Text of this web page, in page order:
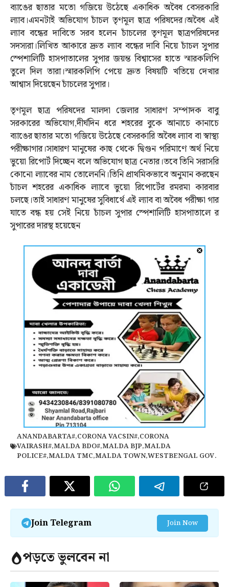
ব‍্যাঙের ছাতার মতো গজিয়ে উঠেছে একাধিক অবৈধ বেসরকারি
ল‍্যাব।এমনটাই অভিযোগ চাঁচল তৃণমূল ছাত্র পরিষদের।অবৈধ এই
ল‍্যাব বন্ধের দাবিতে সরব হলেন চাঁচলের তৃণমূল ছাত্রপরিষদের
সদস‍্যরা।লিখিত আকারে দ্রুত ল‍্যাব বন্ধের দাবি নিয়ে চাঁচল সুপার
স্পেশালিটি হাসপাতালের সুপার জয়ন্ত বিশ্বাসের হাতে স্মারকলিপি
তুলে দিল তারা।স্মারকলিপি পেয়ে দ্রুত বিষয়টি খতিয়ে দেখার
আশ্বাস দিয়েছেন চাঁচলের সুপার।
তৃণমূল ছাত্র পরিষদের মালদা জেলার সাধারণ সম্পাদক বাবু
সরকারের অভিযোগ,দীর্ঘদিন ধরে শহরের বুকে আনাচে কানাচে
ব‍্যাঙের ছাতার মতো গজিয়ে উঠেছে বেসরকারি অবৈধ ল‍্যাব বা স্বাস্থ‍্য
পরীক্ষাগার।সাধারণ মানুষের কাছ থেকে দ্বিগুন পরিমাণে অর্থ নিয়ে
ভুয়ো রিপোর্ট দিচ্ছেন বলে অভিযোগ ছাত্র নেতার।তবে তিনি সরাসরি
কোনো ল‍্যাবের নাম তোলেননি।তিনি প্রাথমিকভাবে অনুমান করছেন
চাঁচল শহরের একাধিক ল‍্যাবে ভুয়ো রিপোর্টের রমরমা কারবার
চলছে।তাই সাধারণ মানুষের সুবিধার্থে এই ল‍্যাব বা অবৈধ পরীক্ষা গার
যাতে বন্ধ হয় সেই নিয়ে চাঁচল সুপার স্পেশালিটি হাসপাতালে র
সুপারের দারস্থ হয়েছেন
ANANDABARTA#,CORONA VACSIN#,CORONA
VAIRASH#,MALDA BDO#,MALDA BJP,MALDA
POLICE#,MALDA TMC,MALDA TOWN,WESTBENGAL GOV.
Join Telegram Join Now
পড়তে ভুলবেন না